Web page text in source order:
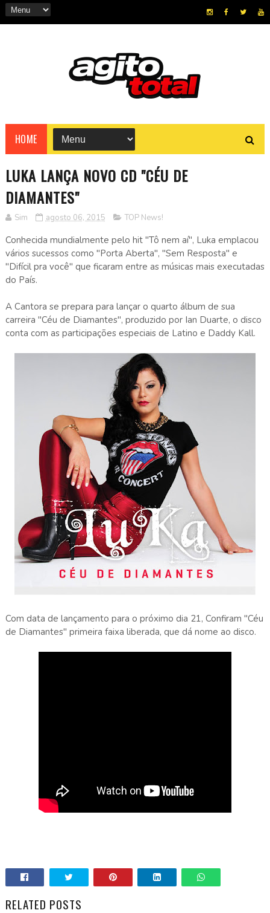
HOME
LUKA LANÇA NOVO CD "CÉU DE
DIAMANTES"
Sim agosto 06, 2015 TOP News!
Conhecida mundialmente pelo hit "Tô nem aí", Luka emplacou
vários sucessos como "Porta Aberta", "Sem Resposta" e
"Difícil pra você" que ficaram entre as músicas mais executadas
do País.
A Cantora se prepara para lançar o quarto álbum de sua
carreira "Céu de Diamantes", produzido por Ian Duarte, o disco
conta com as participações especiais de Latino e Daddy Kall.
Com data de lançamento para o próximo dia 21, Confiram "Céu
de Diamantes" primeira faixa liberada, que dá nome ao disco.
RELATED POSTS